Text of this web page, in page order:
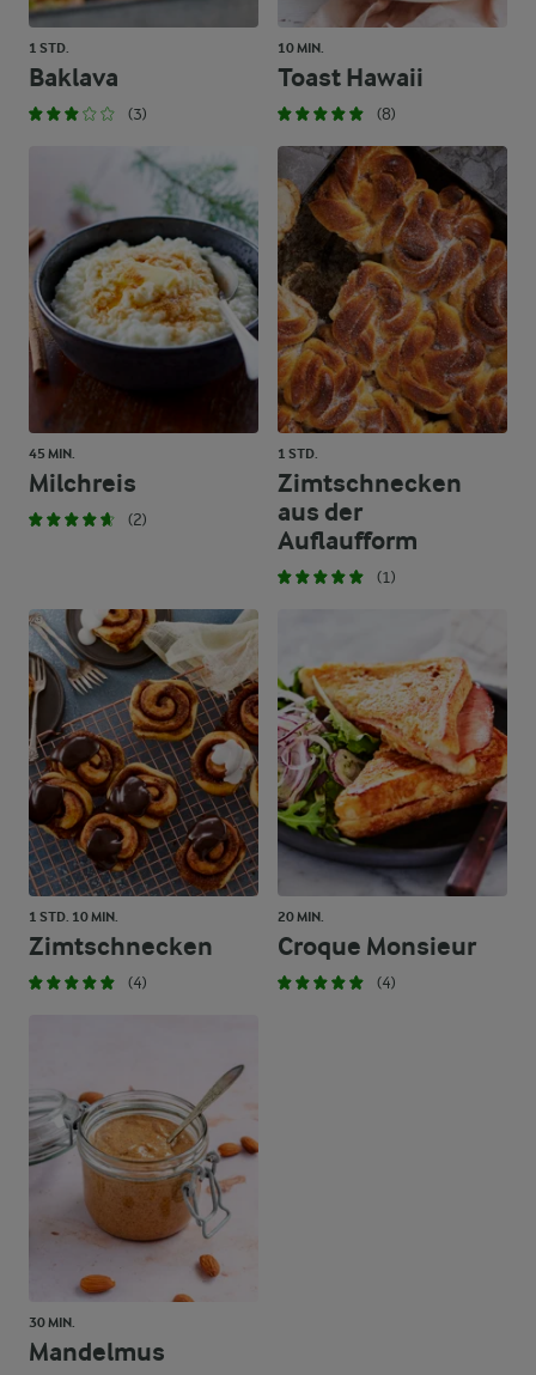
1 STD.
Baklava
(3)
10 MIN.
Toast Hawaii
(8)
45 MIN.
Milchreis
(2)
1 STD.
Zimtschnecken
aus der
Auflaufform
(1)
1 STD. 10 MIN.
Zimtschnecken
(4)
20 MIN.
Croque Monsieur
(4)
30 MIN.
Mandelmus